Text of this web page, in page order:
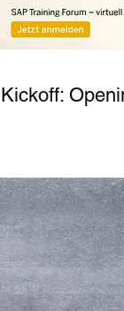
Kickoff: